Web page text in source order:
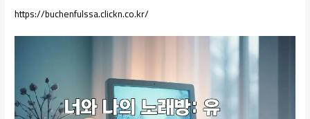
https://buchenfulssa.clickn.co.kr/